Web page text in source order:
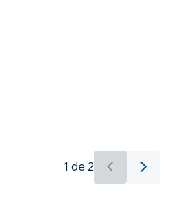
1 de 2